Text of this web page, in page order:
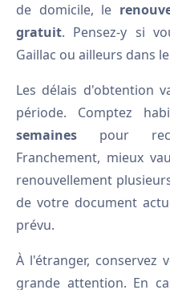
de domicile, le
gratuit. Pensez-y si
Gaillac ou ailleurs dans
Les délais d'obtention
période. Comptez
semaines pour
Franchement, mieux
renouvellement
de votre document
prévu.
À l'étranger, conservez
grande attention. En